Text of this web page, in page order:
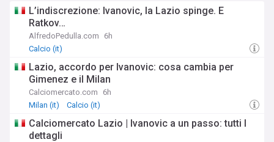
L’indiscrezione: Ivanovic, la Lazio spinge. E
Ratkov…
AlfredoPedulla.com
6h
Calcio (it)
Lazio, accordo per Ivanovic: cosa cambia per
Gimenez e il Milan
Calciomercato.com
6h
Milan (it)
Calcio (it)
Calciomercato Lazio | Ivanovic a un passo: tutti I
dettagli